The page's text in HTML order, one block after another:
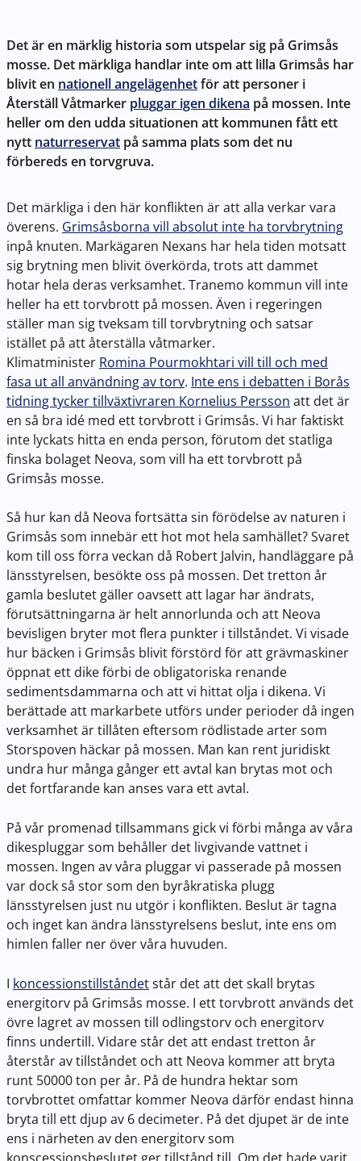
Det är en märklig historia som utspelar sig på Grimsås
mosse. Det märkliga handlar inte om att lilla Grimsås har
blivit en nationell angelägenhetför att personer i
Återställ Våtmarker pluggar igen dikena på mossen. Inte
heller om den udda situationen att kommunen fått ett
nytt naturreservat på samma plats som det nu
förbereds en torvgruva.
Det märkliga i den här konflikten är att alla verkar vara
överens. Grimsåsborna vill absolut inte ha torvbrytning
inpå knuten. Markägaren Nexans har hela tiden motsatt
sig brytning men blivit överkörda, trots att dammet
hotar hela deras verksamhet. Tranemo kommun vill inte
heller ha ett torvbrott på mossen. Även i regeringen
ställer man sig tveksam till torvbrytning och satsar
istället på att återställa våtmarker.
Klimatminister Romina Pourmokhtari vill till och med
fasa ut all användning av torv. Inte ens i debatten i Borås
tidning tycker tillväxtivraren Kornelius Persson att det är
en så bra idé med ett torvbrott i Grimsås. Vi har faktiskt
inte lyckats hitta en enda person, förutom det statliga
finska bolaget Neova, som vill ha ett torvbrott på
Grimsås mosse.
Så hur kan då Neova fortsätta sin förödelse av naturen i
Grimsås som innebär ett hot mot hela samhället? Svaret
kom till oss förra veckan då Robert Jalvin, handläggare på
länsstyrelsen, besökte oss på mossen. Det tretton år
gamla beslutet gäller oavsett att lagar har ändrats,
förutsättningarna är helt annorlunda och att Neova
bevisligen bryter mot flera punkter i tillståndet. Vi visade
hur bäcken i Grimsås blivit förstörd för att grävmaskiner
öppnat ett dike förbi de obligatoriska renande
sedimentsdammarna och att vi hittat olja i dikena. Vi
berättade att markarbete utförs under perioder då ingen
verksamhet är tillåten eftersom rödlistade arter som
Storspoven häckar på mossen. Man kan rent juridiskt
undra hur många gånger ett avtal kan brytas mot och
det fortfarande kan anses vara ett avtal.
På vår promenad tillsammans gick vi förbi många av våra
dikespluggar som behåller det livgivande vattnet i
mossen. Ingen av våra pluggar vi passerade på mossen
var dock så stor som den byråkratiska plugg
länsstyrelsen just nu utgör i konflikten. Beslut är tagna
och inget kan ändra länsstyrelsens beslut, inte ens om
himlen faller ner över våra huvuden.
I koncessionstillståndetstår det att det skall brytas
energitorv på Grimsås mosse. I ett torvbrott används det
övre lagret av mossen till odlingstorv och energitorv
finns undertill. Vidare står det att endast tretton år
återstår av tillståndet och att Neova kommer att bryta
runt 50000 ton per år. På de hundra hektar som
torvbrottet omfattar kommer Neova därför endast hinna
bryta till ett djup av 6 decimeter. På det djupet är de inte
ens i närheten av den energitorv som
konscessionsbeslutet ger tillstånd till. Om det hade varit